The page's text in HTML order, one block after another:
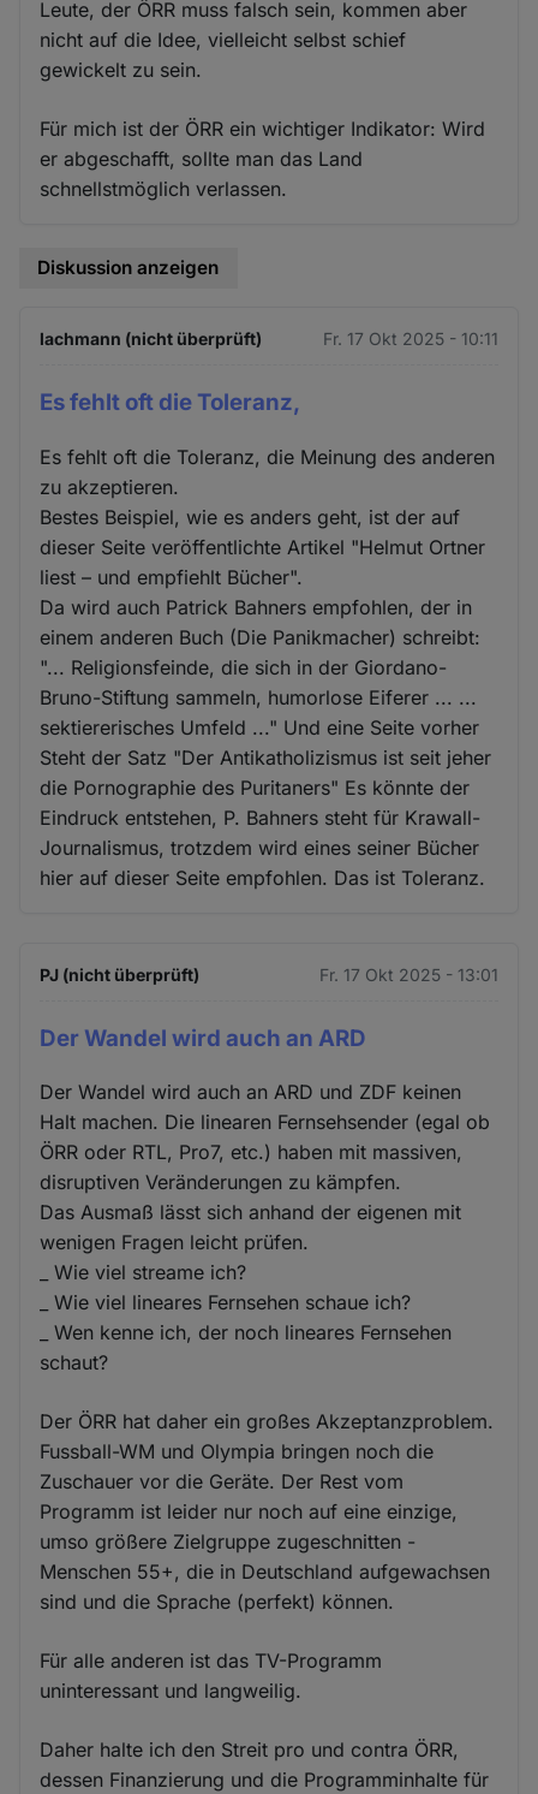
Leute, der ÖRR muss falsch sein, kommen aber
nicht auf die Idee, vielleicht selbst schief
gewickelt zu sein.
Für mich ist der ÖRR ein wichtiger Indikator: Wird
er abgeschafft, sollte man das Land
schnellstmöglich verlassen.
Diskussion anzeigen
lachmann (nicht überprüft) Fr. 17 Okt 2025 - 10:11
Es fehlt oft die Toleranz,
Es fehlt oft die Toleranz, die Meinung des anderen
zu akzeptieren.
Bestes Beispiel, wie es anders geht, ist der auf
dieser Seite veröffentlichte Artikel "Helmut Ortner
liest – und empfiehlt Bücher".
Da wird auch Patrick Bahners empfohlen, der in
einem anderen Buch (Die Panikmacher) schreibt:
"... Religionsfeinde, die sich in der Giordano-
Bruno-Stiftung sammeln, humorlose Eiferer ... ...
sektiererisches Umfeld ..." Und eine Seite vorher
Steht der Satz "Der Antikatholizismus ist seit jeher
die Pornographie des Puritaners" Es könnte der
Eindruck entstehen, P. Bahners steht für Krawall-
Journalismus, trotzdem wird eines seiner Bücher
hier auf dieser Seite empfohlen. Das ist Toleranz.
PJ (nicht überprüft) Fr. 17 Okt 2025 - 13:01
Der Wandel wird auch an ARD
Der Wandel wird auch an ARD und ZDF keinen
Halt machen. Die linearen Fernsehsender (egal ob
ÖRR oder RTL, Pro7, etc.) haben mit massiven,
disruptiven Veränderungen zu kämpfen.
Das Ausmaß lässt sich anhand der eigenen mit
wenigen Fragen leicht prüfen.
_ Wie viel streame ich?
_ Wie viel lineares Fernsehen schaue ich?
_ Wen kenne ich, der noch lineares Fernsehen
schaut?
Der ÖRR hat daher ein großes Akzeptanzproblem.
Fussball-WM und Olympia bringen noch die
Zuschauer vor die Geräte. Der Rest vom
Programm ist leider nur noch auf eine einzige,
umso größere Zielgruppe zugeschnitten -
Menschen 55+, die in Deutschland aufgewachsen
sind und die Sprache (perfekt) können.
Für alle anderen ist das TV-Programm
uninteressant und langweilig.
Daher halte ich den Streit pro und contra ÖRR,
dessen Finanzierung und die Programminhalte für